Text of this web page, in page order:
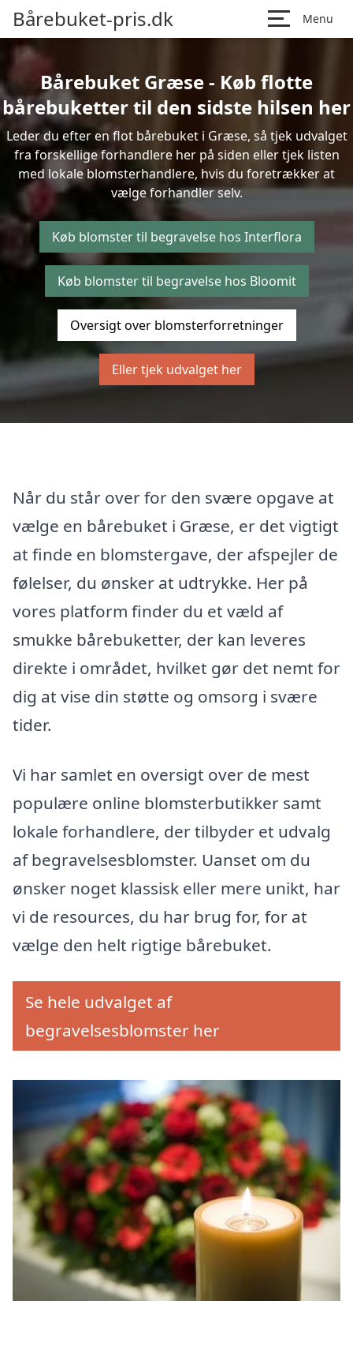
Bårebuket-pris.dk Menu
Bårebuket Græse - Køb flotte
bårebuketter til den sidste hilsen her
Leder du efter en flot bårebuket i Græse, så tjek udvalget
fra forskellige forhandlere her på siden eller tjek listen
med lokale blomsterhandlere, hvis du foretrækker at
vælge forhandler selv.
Køb blomster til begravelse hos Interflora
Køb blomster til begravelse hos Bloomit
Oversigt over blomsterforretninger
Eller tjek udvalget her
Når du står over for den svære opgave at
vælge en bårebuket i Græse, er det vigtigt
at finde en blomstergave, der afspejler de
følelser, du ønsker at udtrykke. Her på
vores platform finder du et væld af
smukke bårebuketter, der kan leveres
direkte i området, hvilket gør det nemt for
dig at vise din støtte og omsorg i svære
tider.
Vi har samlet en oversigt over de mest
populære online blomsterbutikker samt
lokale forhandlere, der tilbyder et udvalg
af begravelsesblomster. Uanset om du
ønsker noget klassisk eller mere unikt, har
vi de resources, du har brug for, for at
vælge den helt rigtige bårebuket.
Se hele udvalget af
begravelsesblomster her